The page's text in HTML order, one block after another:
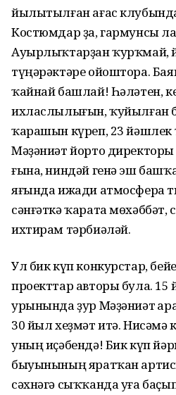
йылытылған ағас
Костюмдар ҙа, гармунсы
Ауырлыҡтарҙан ҡурҡмай,
түңәрәктәре ойоштора.
ҡайнай башлай! Һәләтен,
ихласлылығын, ҡуйылған
ҡарашын күреп, 23 йәшлек
Мәҙәниәт йорто
ғына, ниндәй генә эш
яғында ижади атмосфера
сәнғәткә ҡарата мөхәббәт,
ихтирам тәрбиәләй.
Ул бик күп конкурстар,
проекттар авторы була. 15
урынында ҙур Мәҙәниәт
30 йыл хеҙмәт итә. Нисәмә
уның иҫәбендә! Бик күп
быуынының яратҡан
сәхнәгә сыҡҡанда уға